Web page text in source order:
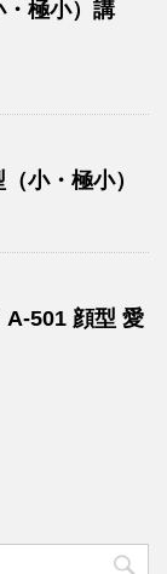
極小）講
小・極小）
A-501 顔型 愛